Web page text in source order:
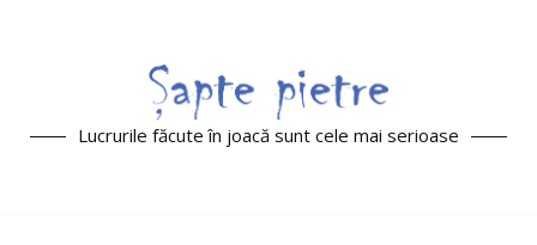
Lucrurile făcute în joacă sunt cele mai serioase